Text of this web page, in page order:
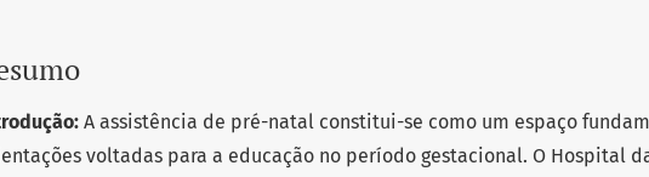
A assistência de pré-natal constitui-se como um espaço
voltadas para a educação no período gestacional. O Hospital